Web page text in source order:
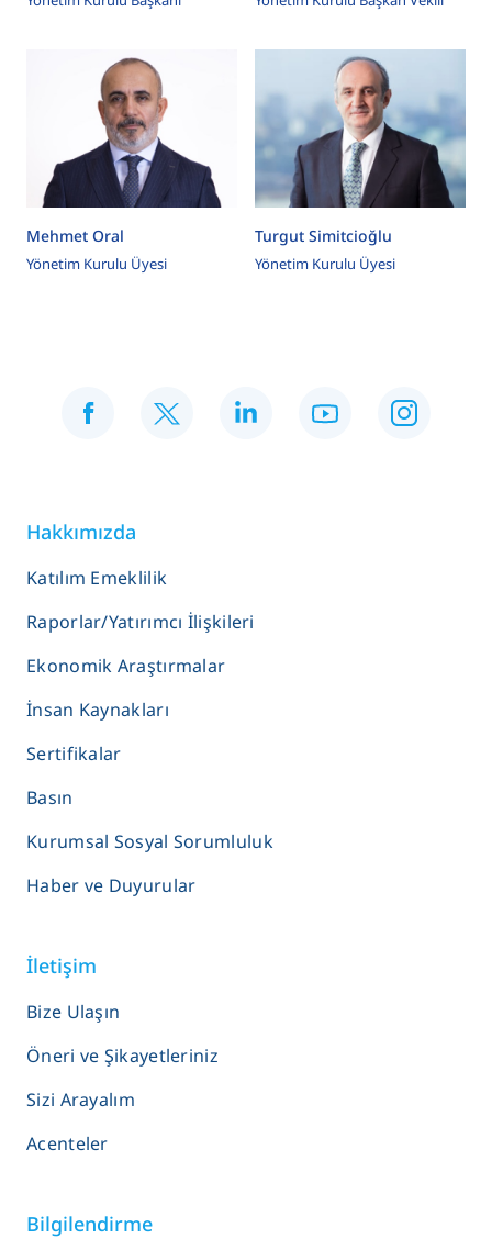
Mehmet Oral
Yönetim Kurulu Üyesi
Turgut Simitcioğlu
Yönetim Kurulu Üyesi
Hakkımızda
Katılım Emeklilik
Raporlar/Yatırımcı İlişkileri
Ekonomik Araştırmalar
İnsan Kaynakları
Sertifikalar
Basın
Kurumsal Sosyal Sorumluluk
Haber ve Duyurular
İletişim
Bize Ulaşın
Öneri ve Şikayetleriniz
Sizi Arayalım
Acenteler
Bilgilendirme